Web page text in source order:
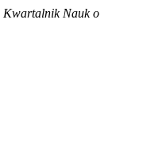
Kwartalnik Nauk o